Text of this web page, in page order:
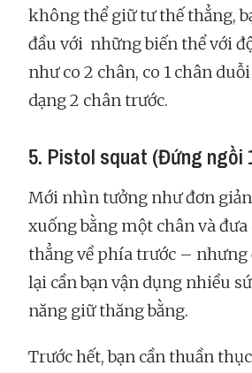
không thể giữ tư thế thẳng,
đầu với những biến thể với
như co 2 chân, co 1 chân
dạng 2 chân trước.
5. Pistol squat (Đứng ngồi
Mới nhìn tưởng như đơn
xuống bằng một chân và
thẳng về phía trước – nhưng
lại cần bạn vận dụng nhiều
năng giữ thăng bằng.
Trước hết, bạn cần thuần